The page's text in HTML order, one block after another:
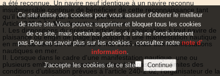
a été reconnue. Un navire neuf identique à un navire reconnu
insubmersible continue de bénéficier de cette reconnaissance tant
qu’il est fabriqué par la même personne.
Article 240-2.11 Manifestations nautiques
I. Les dispositions du présent article sont applicables à tout navire de
plaisance ou engin de plage participant à une manifestation nautique
en mer, au sens de l'arrêté du 3 mai 1995 relatif aux manifestations
nautiques en mer.
II. Lorsque dans le cadre d'une manifestation nautique, une ou
plusieurs embarcations sont amenées à dépasser les limites des
conditions d’utilisation prévues à l’article 240-2.02, l’organisateur de la
Ce site utilise des cookies pour vous assurer d'obtenir le meilleur
de notre site.Vous pouvez supprimer et bloquer tous les cookies
de ce site, mais certaines parties du site ne fonctionneront
pas.Pour en savoir plus sur les cookies , consultez notrenote d'
information.
J'accepte les cookies de ce site